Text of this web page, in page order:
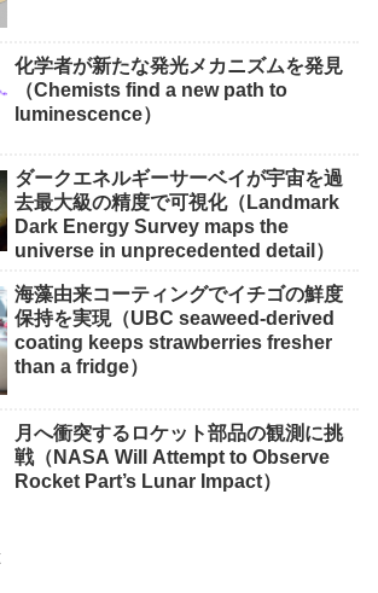
化学者が新たな発光メカニズムを発見
（Chemists find a new path to
luminescence）
ダークエネルギーサーベイが宇宙を過
去最大級の精度で可視化（Landmark
Dark Energy Survey maps the
universe in unprecedented detail）
海藻由来コーティングでイチゴの鮮度
保持を実現（UBC seaweed-derived
coating keeps strawberries fresher
than a fridge）
月へ衝突するロケット部品の観測に挑
戦（NASA Will Attempt to Observe
Rocket Part’s Lunar Impact）